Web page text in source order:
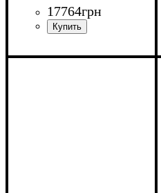
17764грн
Ширина: 160 см